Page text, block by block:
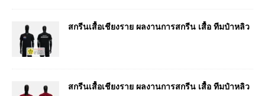
สกรีนเสื้อเชียงราย ผลงานการสกรีน เสื้อ ทีมป๋าหลิว
สกรีนเสื้อเชียงราย ผลงานการสกรีน เสื้อ ทีมป๋าหลิว